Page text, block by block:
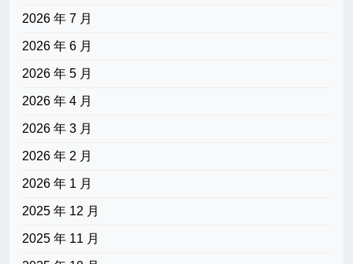
2026 年 7 月
2026 年 6 月
2026 年 5 月
2026 年 4 月
2026 年 3 月
2026 年 2 月
2026 年 1 月
2025 年 12 月
2025 年 11 月